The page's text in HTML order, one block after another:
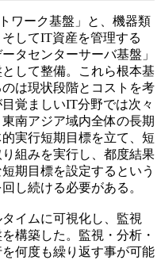
ワーク基盤」と、機器類
してIT資産を管理する
タセンターサーバ基盤」
して整備。これら根本基
は現状段階とコストを考
覚ましいIT分野では次々
南アジア域内全体の長期
実行短期目標を立て、短
組みを実行し、都度結果
期目標を設定するという
し続ける必要がある。
イムに可視化し、監視
構築した。監視・分析・
何度も繰り返す事が可能